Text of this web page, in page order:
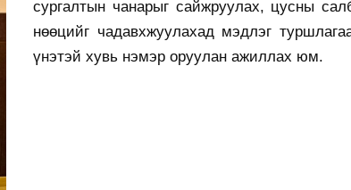
сургалтын чанарыг сайжруулах, цусны
нөөцийг чадавхжуулахад мэдлэг
үнэтэй хувь нэмэр оруулан ажиллах юм.